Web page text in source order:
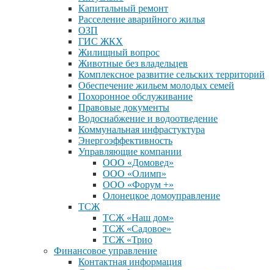
Капитальный ремонт
Расселение аварийного жилья
ОЗП
ГИС ЖКХ
Жилищный вопрос
Животные без владельцев
Комплексное развитие сельских территорий
Обеспечение жильем молодых семей
Похоронное обслуживание
Правовые документы
Водоснабжение и водоотведение
Коммунальная инфрастуктура
Энергоэффективность
Управляющие компании
ООО «Домовед»
ООО «Олимп»
ООО «Форум +»
Олонецкое домоуправление
ТСЖ
ТСЖ «Наш дом»
ТСЖ «Садовое»
ТСЖ «Трио
Финансовое управление
Контактная информация